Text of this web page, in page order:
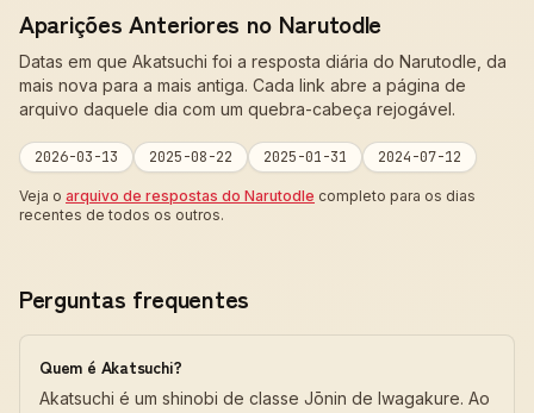
Aparições Anteriores no Narutodle
Datas em que Akatsuchi foi a resposta diária do Narutodle, da
mais nova para a mais antiga. Cada link abre a página de
arquivo daquele dia com um quebra-cabeça rejogável.
2026-03-13 2025-08-22 2025-01-31 2024-07-12
Veja o arquivo de respostas do Narutodle completo para os dias
recentes de todos os outros.
Perguntas frequentes
Quem é Akatsuchi?
Akatsuchi é um shinobi de classe Jōnin de Iwagakure. Ao